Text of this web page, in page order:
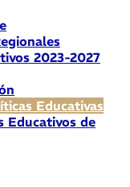
2023-2027
Educativas
Educativos de